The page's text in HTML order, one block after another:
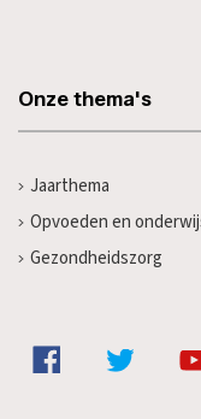
Onze thema's
Jaarthema
Opvoeden en
Gezondheidszorg